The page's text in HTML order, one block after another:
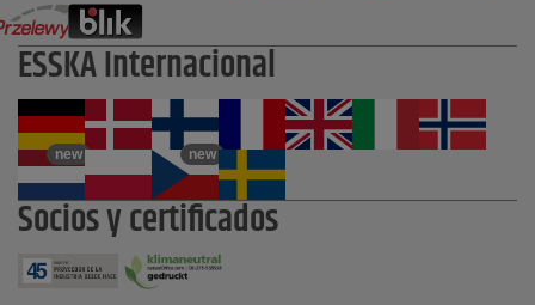
ESSKA Internacional
new new
Socios y certificados